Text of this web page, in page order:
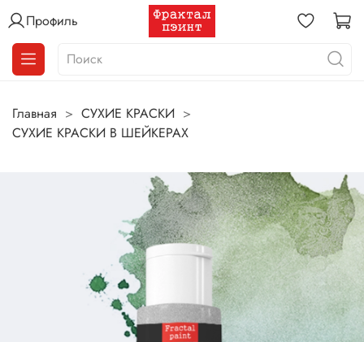
Профиль
Главная
СУХИЕ КРАСКИ
СУХИЕ КРАСКИ В ШЕЙКЕРАХ